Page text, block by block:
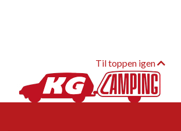
Til toppen igen